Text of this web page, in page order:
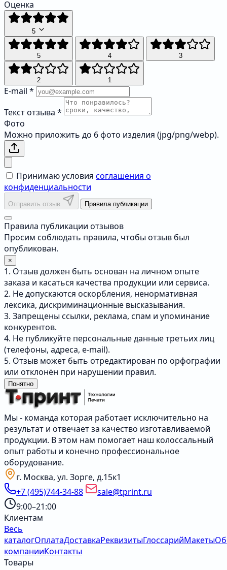
Оценка
5
5 4 3
2 1
E-mail *
Текст отзыва *
Фото
Можно приложить до 6 фото изделия (jpg/png/webp).
Принимаю условия соглашения о
конфиденциальности
Отправить отзыв Правила публикации
Правила публикации отзывов
Просим соблюдать правила, чтобы отзыв был
опубликован.
×
1. Отзыв должен быть основан на личном опыте
заказа и касаться качества продукции или сервиса.
2. Не допускаются оскорбления, ненормативная
лексика, дискриминационные высказывания.
3. Запрещены ссылки, реклама, спам и упоминание
конкурентов.
4. Не публикуйте персональные данные третьих лиц
(телефоны, адреса, e-mail).
5. Отзыв может быть отредактирован по орфографии
или отклонён при нарушении правил.
Понятно
Мы - команда которая работает исключительно на
результат и отвечает за качество изготавливаемой
продукции. В этом нам помогает наш колоссальный
опыт работы и конечно профессиональное
оборудование.
г. Москва, ул. Зорге, д.15к1
+7 (495)744-34-88
sale@tprint.ru
9:00–21:00
Клиентам
Весь
каталогОплатаДоставкаРеквизитыГлоссарийМакеты
компанииКонтакты
Товары